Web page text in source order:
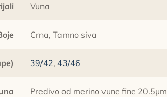
Vuna
Crna, Tamno siva
39/42, 43/46
Predivo od merino vune fine 20.5µm